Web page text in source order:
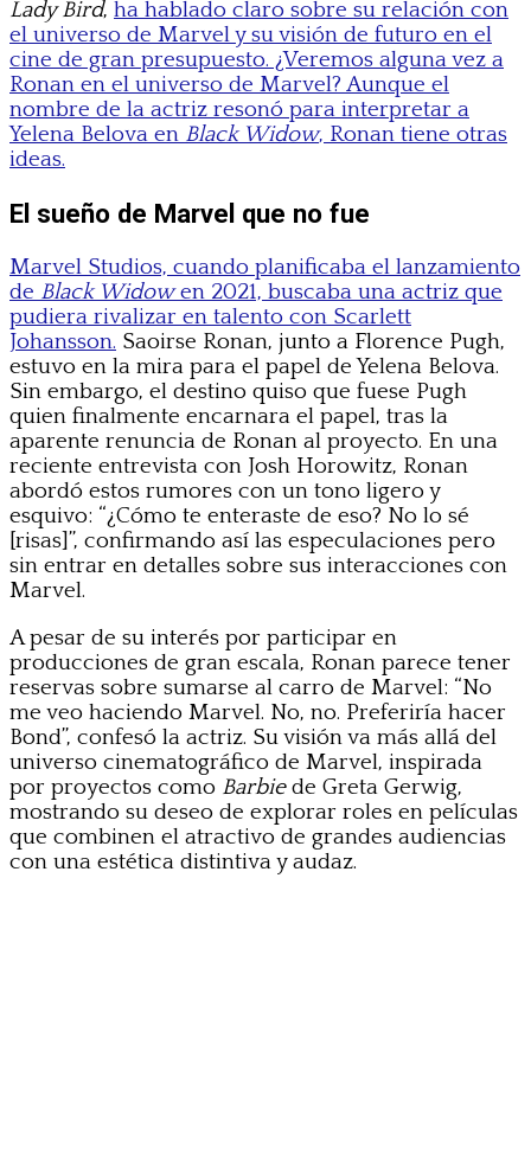
Lady Bird, ha hablado claro sobre su relación con
el universo de Marvel y su visión de futuro en el
cine de gran presupuesto. ¿Veremos alguna vez a
Ronan en el universo de Marvel? Aunque el
nombre de la actriz resonó para interpretar a
Yelena Belova en Black Widow, Ronan tiene otras
ideas.
El sueño de Marvel que no fue
Marvel Studios, cuando planificaba el lanzamiento
de Black Widowen 2021, buscaba una actriz que
pudiera rivalizar en talento con Scarlett
Johansson. Saoirse Ronan, junto a Florence Pugh,
estuvo en la mira para el papel de Yelena Belova.
Sin embargo, el destino quiso que fuese Pugh
quien finalmente encarnara el papel, tras la
aparente renuncia de Ronan al proyecto. En una
reciente entrevista con Josh Horowitz, Ronan
abordó estos rumores con un tono ligero y
esquivo: “¿Cómo te enteraste de eso? No lo sé
[risas]”, confirmando así las especulaciones pero
sin entrar en detalles sobre sus interacciones con
Marvel.
A pesar de su interés por participar en
producciones de gran escala, Ronan parece tener
reservas sobre sumarse al carro de Marvel: “No
me veo haciendo Marvel. No, no. Preferiría hacer
Bond”, confesó la actriz. Su visión va más allá del
universo cinematográfico de Marvel, inspirada
por proyectos como Barbiede Greta Gerwig,
mostrando su deseo de explorar roles en películas
que combinen el atractivo de grandes audiencias
con una estética distintiva y audaz.